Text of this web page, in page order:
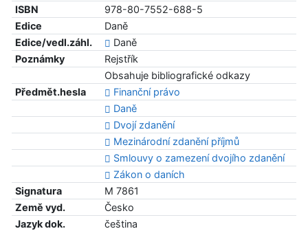
ISBN
978-80-7552-688-5
Edice
Daně
Edice/vedl.záhl.
Daně
Poznámky
Rejstřík
Obsahuje bibliografické odkazy
Předmět.hesla
Finanční právo
Daně
Dvojí zdanění
Mezinárodní zdanění příjmů
Smlouvy o zamezení dvojího zdanění
Zákon o daních
Signatura
M 7861
Země vyd.
Česko
Jazyk dok.
čeština